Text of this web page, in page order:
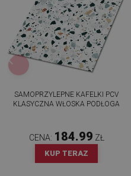
SAMOPRZYLEPNE KAFELKI PCV
KLASYCZNA WŁOSKA PODŁOGA
CENA: 184.99 ZŁ
KUP TERAZ